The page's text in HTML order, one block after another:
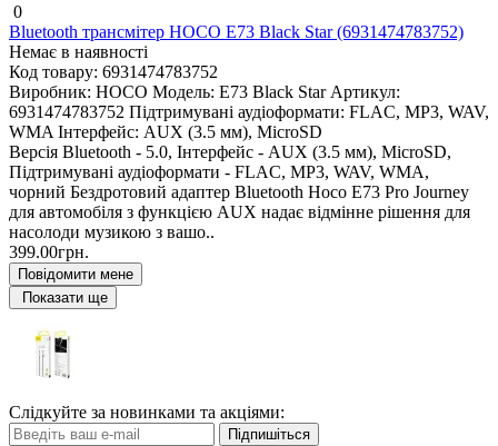
0
Bluetooth трансмітер HOCO E73 Black Star (6931474783752)
Немає в наявності
Код товару: 6931474783752
Виробник: HOCO Модель: E73 Black Star Артикул:
6931474783752 Підтримувані аудіоформати: FLAC, MP3, WAV,
WMA Інтерфейс: AUX (3.5 мм), MicroSD
Версія Bluetooth - 5.0, Інтерфейс - AUX (3.5 мм), MicroSD,
Підтримувані аудіоформати - FLAC, MP3, WAV, WMA,
чорний Бездротовий адаптер Bluetooth Hoco E73 Pro Journey
для автомобіля з функцією AUX надає відмінне рішення для
насолоди музикою з вашо..
399.00грн.
Повідомити мене
Показати ще
Слідкуйте за новинками та акціями:
Підпишіться